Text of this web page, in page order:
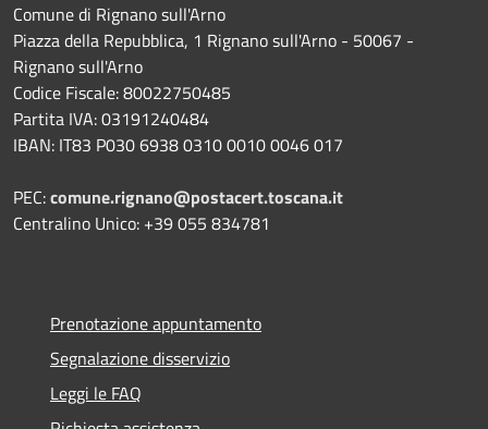
Comune di Rignano sull'Arno
Piazza della Repubblica, 1 Rignano sull'Arno - 50067 -
Rignano sull'Arno
Codice Fiscale: 80022750485
Partita IVA: 03191240484
IBAN: IT83 P030 6938 0310 0010 0046 017
PEC:comune.rignano@postacert.toscana.it
Centralino Unico: +39 055 834781
Prenotazione appuntamento
Segnalazione disservizio
Leggi le FAQ